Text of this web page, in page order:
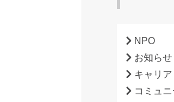
NPO
お知らせ
キャリア
コミュ